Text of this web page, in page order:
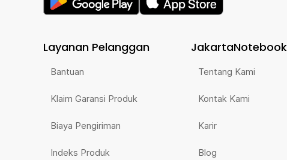
Layanan Pelanggan
Bantuan
Klaim Garansi Produk
Biaya Pengiriman
Indeks Produk
JakartaNotebook
Tentang Kami
Kontak Kami
Karir
Blog